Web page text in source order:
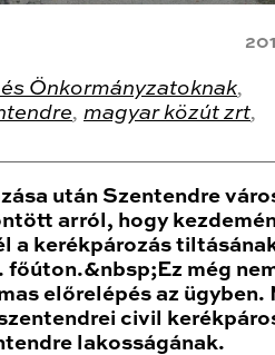
Önkormányzatoknak,
, magyar közút zrt,
után Szentendre
arról, hogy
a kerékpározás
főúton.&nbsp;Ez még
előrelépés az ügyben.
civil
lakosságának.